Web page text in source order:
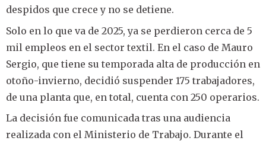
despidos que crece y no se detiene.
Solo en lo que va de 2025, ya se perdieron cerca de 5
mil empleos en el sector textil. En el caso de Mauro
Sergio, que tiene su temporada alta de producción en
otoño-invierno, decidió suspender 175 trabajadores,
de una planta que, en total, cuenta con 250 operarios.
La decisión fue comunicada tras una audiencia
realizada con el Ministerio de Trabajo. Durante el